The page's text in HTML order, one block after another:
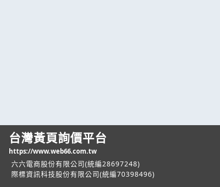
台灣黃頁詢價平台
https://www.web66.com.tw
六六電商股份有限公司(統編28697248)
際標資訊科技股份有限公司(統編70398496)